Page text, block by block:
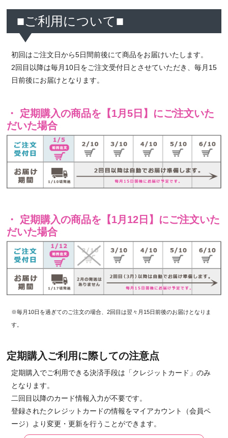
■ご利用について■
初回はご注文日から5日間前後にて商品をお届けいたします。
2回目以降は毎月10日をご注文受付日とさせていただき、毎月15
日前後にお届けとなります。
・ 定期購入の商品を【1月5日】にご注文いた
だいた場合
・ 定期購入の商品を【1月12日】にご注文いた
だいた場合
※毎月10日を過ぎてのご注文の場合、2回目は翌々月15日前後のお届けとなりま
す。
定期購入ご利用に際しての注意点
定期購入でご利用できる決済手段は「クレジットカード」のみ
となります。
二回目以降のカード情報入力が不要です。
登録されたクレジットカードの情報をマイアカウント（会員ペ
ージ）より変更・更新を行うことができます。